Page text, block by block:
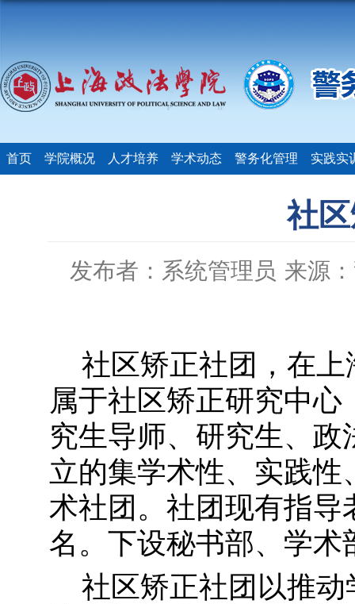
首页 学院概况 人才培养 学术动态 警务化管理 实践实
社
发布者：系统管理员 来源
社区矫正社团，在
属于社区矫正研究中
究生导师、研究生、
立的集学术性、实践
术社团。社团现有指
名。下设秘书部、学
社区矫正社团以推